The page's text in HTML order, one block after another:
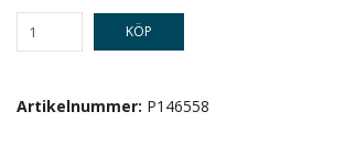
KÖP
Artikelnummer: P146558